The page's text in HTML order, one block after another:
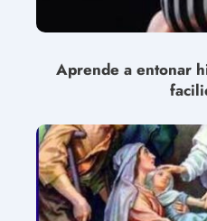
Aprende a entonar